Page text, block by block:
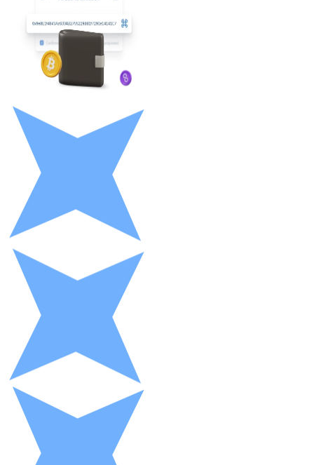
LTC
XRP
Efectivo
Compra criptomonedas con efectivo en tu tienda más
Comprar con efectivo
Transferencia SEPA
Añade fondos a tu cuenta Bitnovo o realiza compras
Comprar con Transferencia